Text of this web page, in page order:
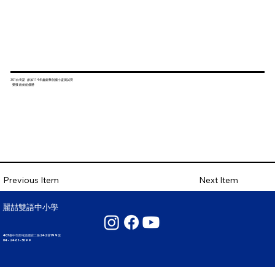
301白奇諾 參加114年鑫銳擊劍國小盃測試賽
榮獲 銳劍組優勝
Previous Item Next Item
麗喆雙語中小學
407臺中市西屯區國安二路242巷199號
04 - 2461 - 3099